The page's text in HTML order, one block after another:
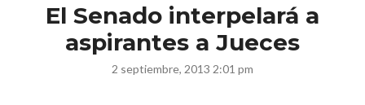
El Senado interpelará a
aspirantes a Jueces
2 septiembre, 2013 2:01 pm